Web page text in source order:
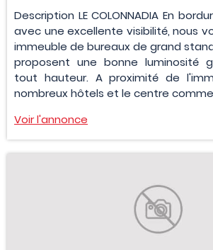
Description LE COLONNADIA En
avec une excellente visibilité, nous
immeuble de bureaux de grand
proposent une bonne luminosité
tout hauteur. A proximité de
nombreux hôtels et le centre
Voir l'annonce